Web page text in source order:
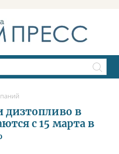
дизтопливо в
с 15 марта в